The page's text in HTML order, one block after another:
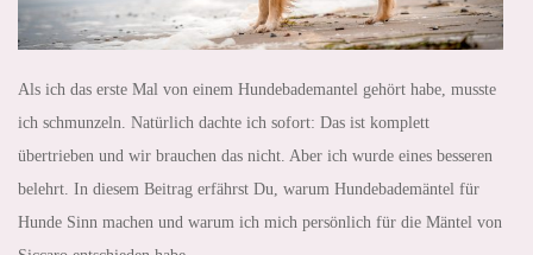
Als ich das erste Mal von einem Hundebademantel gehört habe, musste
ich schmunzeln. Natürlich dachte ich sofort: Das ist komplett
übertrieben und wir brauchen das nicht. Aber ich wurde eines besseren
belehrt. In diesem Beitrag erfährst Du, warum Hundebademäntel für
Hunde Sinn machen und warum ich mich persönlich für die Mäntel von